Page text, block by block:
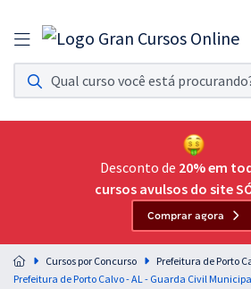
Assinatura Ilimitada 11
Acesso a todos os cursos. Teste grátis por 7 dias!
Assinatura OAB Até Passar
Acesso ilimitado a toda preparação para o Exame
Residências Multiprofissionais
Preparação completa e intensiva para as
residências em saúde do Brasil
Desconto de 20% em
cursos avulsos do site
Comprar agora
Cursos por Concurso
Prefeitura de Porto